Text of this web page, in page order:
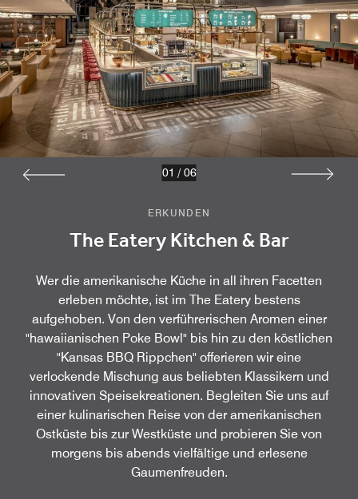
ERKUNDEN
The Eatery Kitchen & Bar
Wer die amerikanische Küche in all ihren Facetten
erleben möchte, ist im The Eatery bestens
aufgehoben. Von den verführerischen Aromen einer
"hawaiianischen Poke Bowl" bis hin zu den köstlichen
"Kansas BBQ Rippchen" offerieren wir eine
verlockende Mischung aus beliebten Klassikern und
innovativen Speisekreationen. Begleiten Sie uns auf
einer kulinarischen Reise von der amerikanischen
Ostküste bis zur Westküste und probieren Sie von
morgens bis abends vielfältige und erlesene
Gaumenfreuden.
01 / 06